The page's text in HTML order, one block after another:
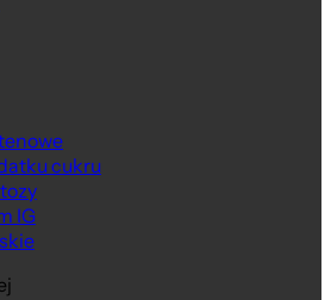
cukru
IG